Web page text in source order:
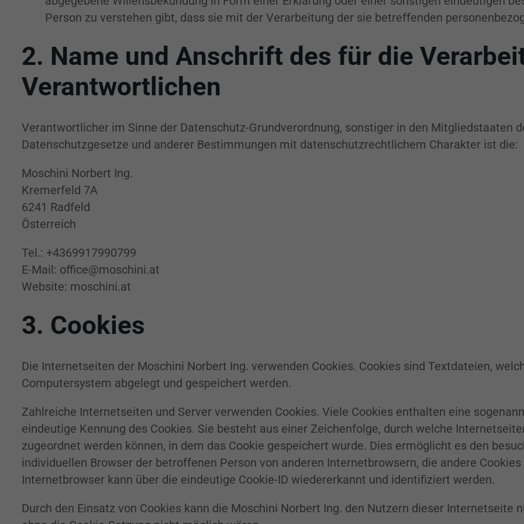
Person zu verstehen gibt, dass sie mit der Verarbeitung der sie betreffenden
2. Name und Anschrift des für die
Verantwortlichen
Verantwortlicher im Sinne der Datenschutz-Grundverordnung, sonstiger in den Mitgliedstaaten
Datenschutzgesetze und anderer Bestimmungen mit datenschutzrechtlichem Charakter ist die:
Moschini Norbert Ing.
Kremerfeld 7A
6241 Radfeld
Österreich
Tel.: +4369917990799
E-Mail: office@moschini.at
Website: moschini.at
3. Cookies
Die Internetseiten der Moschini Norbert Ing. verwenden Cookies. Cookies sind Textdateien,
Computersystem abgelegt und gespeichert werden.
Zahlreiche Internetseiten und Server verwenden Cookies. Viele Cookies enthalten eine
eindeutige Kennung des Cookies. Sie besteht aus einer Zeichenfolge, durch welche
zugeordnet werden können, in dem das Cookie gespeichert wurde. Dies ermöglicht es den
individuellen Browser der betroffenen Person von anderen Internetbrowsern, die andere
Internetbrowser kann über die eindeutige Cookie-ID wiedererkannt und identifiziert werden.
Durch den Einsatz von Cookies kann die Moschini Norbert Ing. den Nutzern dieser